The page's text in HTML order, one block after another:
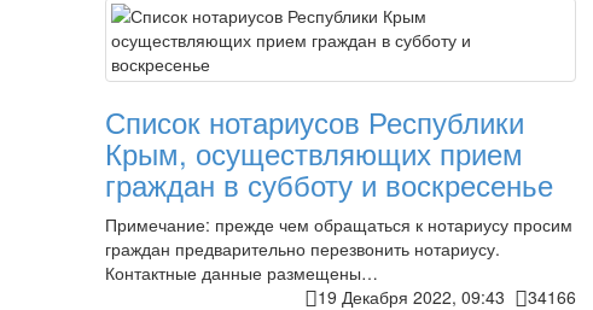
Список нотариусов Республики
Крым, осуществляющих прием
граждан в субботу и воскресенье
Примечание: прежде чем обращаться к нотариусу просим
граждан предварительно перезвонить нотариусу.
Контактные данные размещены…
19 Декабря 2022, 09:43
34166